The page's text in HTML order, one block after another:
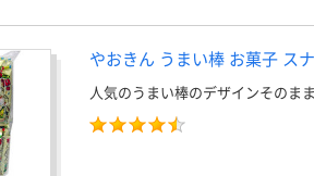
やおきん うまい棒 お菓子 ス
人気のうまい棒のデザインそのま